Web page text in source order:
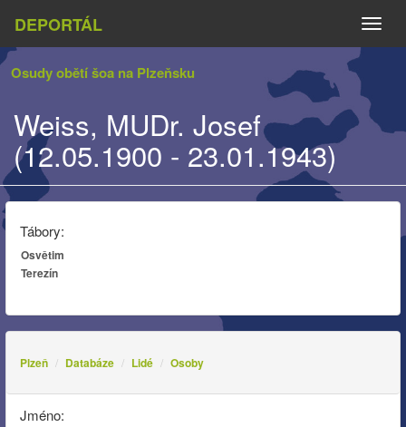
DEPORTÁL
Osudy obětí šoa na Plzeňsku
Weiss, MUDr. Josef
(12.05.1900 - 23.01.1943)
Tábory:
Osvětim
Terezín
Plzeň Databáze Lidé Osoby
Jméno: